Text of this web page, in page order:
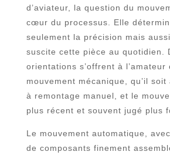
d’aviateur, la question du
cœur du processus. Elle
seulement la précision mais
suscite cette pièce au quotidien.
orientations s’offrent à l’amateur
mouvement mécanique, qu’il
à remontage manuel, et le
plus récent et souvent jugé plus
Le mouvement automatique,
de composants finement